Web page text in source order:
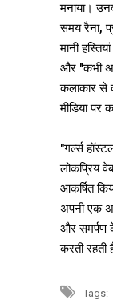
मनाया।
समय रैना,
मानी
और "कभी
कलाकार से
मीडिया पर
"गर्ल्स
लोकप्रिय
आकर्षित
अपनी एक
और समर्पण
करती रहती
Tags: